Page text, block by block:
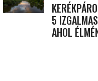
5
AHOL